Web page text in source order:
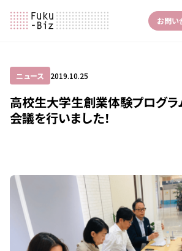
お問い
ニュース 2019.10.25
高校生大学生創業体験プログ
会議を行いました！